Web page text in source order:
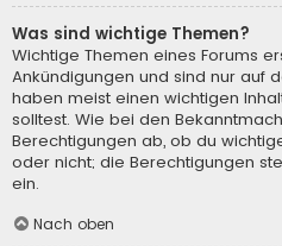
Was sind wichtige Themen?
Wichtige Themen eines Forums
Ankündigungen und sind nur auf
haben meist einen wichtigen
solltest. Wie bei den
Berechtigungen ab, ob du
oder nicht; die Berechtigungen
ein.
Nach oben